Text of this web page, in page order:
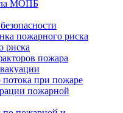
МОПБ
пожарного риска
риска
пожара
потока при пожаре
пожарной